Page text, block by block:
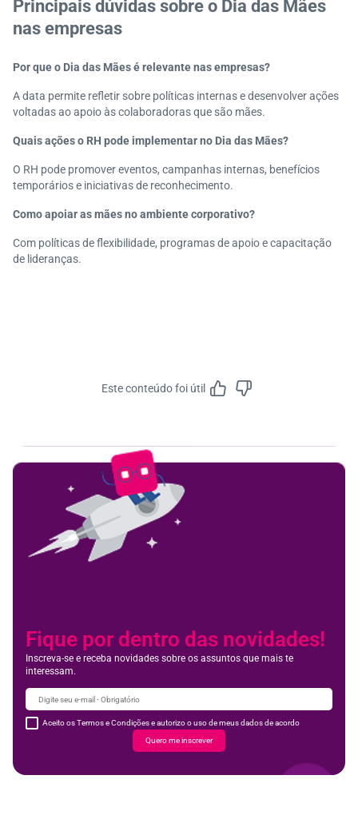
Principais dúvidas sobre o Dia das Mães
nas empresas
Por que o Dia das Mães é relevante nas empresas?
A data permite refletir sobre políticas internas e desenvolver ações
voltadas ao apoio às colaboradoras que são mães.
Quais ações o RH pode implementar no Dia das Mães?
O RH pode promover eventos, campanhas internas, benefícios
temporários e iniciativas de reconhecimento.
Como apoiar as mães no ambiente corporativo?
Com políticas de flexibilidade, programas de apoio e capacitação
de lideranças.
Este conteúdo foi útil
Fique por dentro das novidades!
Inscreva-se e receba novidades sobre os assuntos que mais te
interessam.
Aceito os Termos e Condições e autorizo o uso de meus dados de acordo
Quero me inscrever